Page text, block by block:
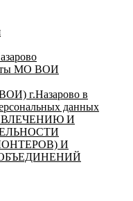
МО ВОИ
г.Назарово в
данных
И
И